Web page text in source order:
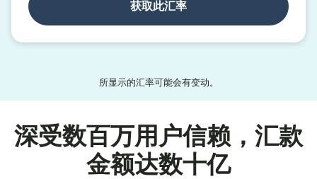
获取此汇率
所显示的汇率可能会有变动。
深受数百万用户信赖，汇款
金额达数十亿